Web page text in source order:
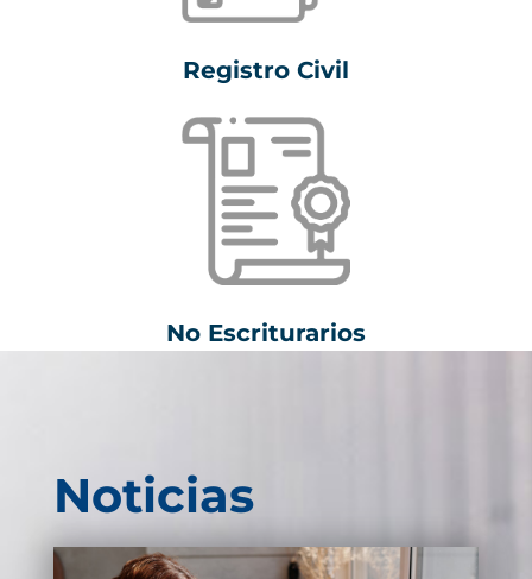
Registro Civil
No Escriturarios
Noticias